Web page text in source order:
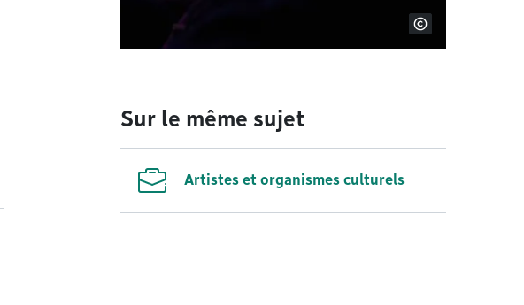
Sur le même sujet
Artistes et organismes culturels